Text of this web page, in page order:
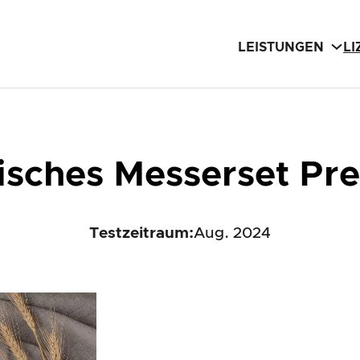
LEISTUNGEN
Messerset
Testzeitraum:Aug. 2024